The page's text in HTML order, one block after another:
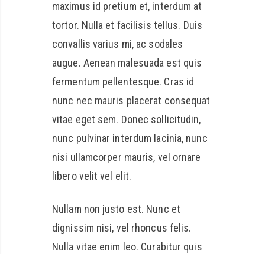
maximus id pretium et, interdum at
tortor. Nulla et facilisis tellus. Duis
convallis varius mi, ac sodales
augue. Aenean malesuada est quis
fermentum pellentesque. Cras id
nunc nec mauris placerat consequat
vitae eget sem. Donec sollicitudin,
nunc pulvinar interdum lacinia, nunc
nisi ullamcorper mauris, vel ornare
libero velit vel elit.
Nullam non justo est. Nunc et
dignissim nisi, vel rhoncus felis.
Nulla vitae enim leo. Curabitur quis